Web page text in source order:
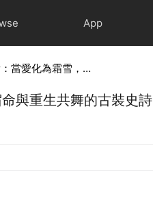
App
一世霜雪照君安線上看：當愛化為霜雪，宿命與重生共舞的古裝史詩
與重生共舞的古裝史詩